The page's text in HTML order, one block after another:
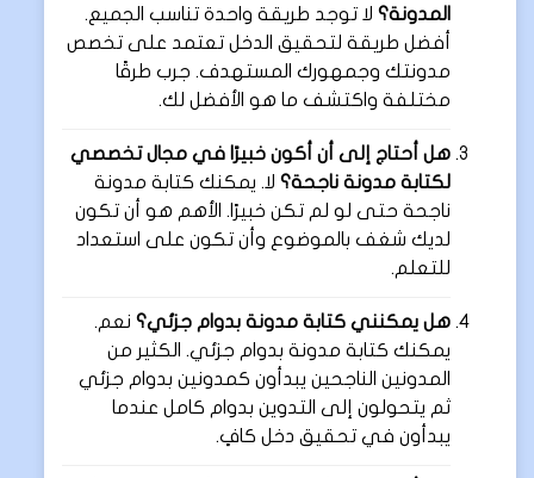
المدونة؟لا توجد طريقة واحدة تناسب الجميع.
أفضل طريقة لتحقيق الدخل تعتمد على تخصص
مدونتك وجمهورك المستهدف. جرب طرقًا
مختلفة واكتشف ما هو الأفضل لك.
هل أحتاج إلى أن أكون خبيرًا في مجال تخصصي
لكتابة مدونة ناجحة؟لا. يمكنك كتابة مدونة
ناجحة حتى لو لم تكن خبيرًا. الأهم هو أن تكون
لديك شغف بالموضوع وأن تكون على استعداد
للتعلم.
هل يمكنني كتابة مدونة بدوام جزئي؟نعم.
يمكنك كتابة مدونة بدوام جزئي. الكثير من
المدونين الناجحين يبدأون كمدونين بدوام جزئي
ثم يتحولون إلى التدوين بدوام كامل عندما
يبدأون في تحقيق دخل كافٍ.